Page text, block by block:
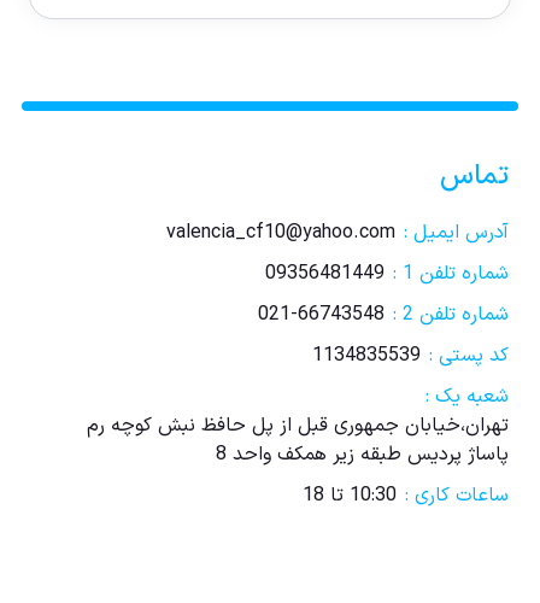
تماس
آدرس ایمیل : valencia_cf10@yahoo.com
شماره تلفن 1 :
09356481449
شماره تلفن 2 :
021-66743548
کد پستی : 1134835539
شعبه یک :
تهران،خیابان جمهوری قبل از پل حافظ نبش کوچه رم
پاساژ پردیس طبقه زیر همکف واحد 8
ساعات کاری : 10:30 تا 18